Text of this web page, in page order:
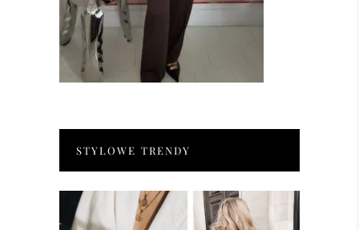
STYLOWE TRENDY